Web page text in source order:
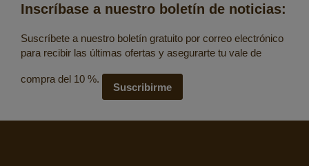
Inscríbase a nuestro boletín de noticias:
Suscríbete a nuestro boletín gratuito por correo electrónico
para recibir las últimas ofertas y asegurarte tu vale de
compra del 10 %.
Suscribirme